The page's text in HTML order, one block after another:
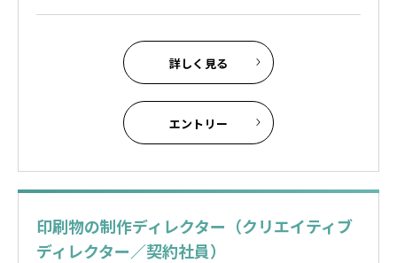
詳しく見る
エントリー
印刷物の制作ディレクター（クリエイティブ
ディレクター／契約社員）